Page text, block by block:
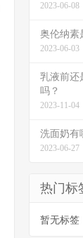
2023-06-08
奥伦纳素
2023-06-03
乳液前还
吗？
2023-11-04
洗面奶有
2023-06-27
热门标
暂无标签